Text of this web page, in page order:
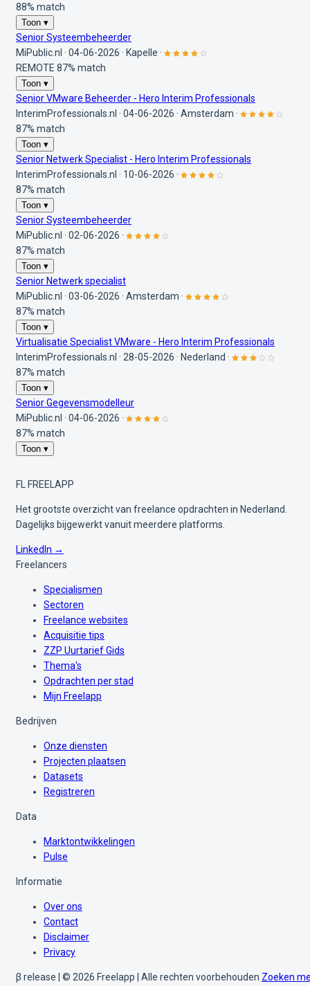
88% match
Toon ▾
Senior Systeembeheerder
MiPublic.nl · 04-06-2026 · Kapelle ·
REMOTE 87% match
Toon ▾
Senior VMware Beheerder - Hero Interim Professionals
InterimProfessionals.nl · 04-06-2026 · Amsterdam ·
87% match
Toon ▾
Senior Netwerk Specialist - Hero Interim Professionals
InterimProfessionals.nl · 10-06-2026 ·
87% match
Toon ▾
Senior Systeembeheerder
MiPublic.nl · 02-06-2026 ·
87% match
Toon ▾
Senior Netwerk specialist
MiPublic.nl · 03-06-2026 · Amsterdam ·
87% match
Toon ▾
Virtualisatie Specialist VMware - Hero Interim Professionals
InterimProfessionals.nl · 28-05-2026 · Nederland ·
87% match
Toon ▾
Senior Gegevensmodelleur
MiPublic.nl · 04-06-2026 ·
87% match
Toon ▾
FL FREELAPP
Het grootste overzicht van freelance opdrachten in Nederland.
Dagelijks bijgewerkt vanuit meerdere platforms.
LinkedIn →
Freelancers
Specialismen
Sectoren
Freelance websites
Acquisitie tips
ZZP Uurtarief Gids
Thema's
Opdrachten per stad
Mijn Freelapp
Bedrijven
Onze diensten
Projecten plaatsen
Datasets
Registreren
Data
Marktontwikkelingen
Pulse
Informatie
Over ons
Contact
Disclaimer
Privacy
β release | © 2026 Freelapp | Alle rechten voorbehouden Zoeken